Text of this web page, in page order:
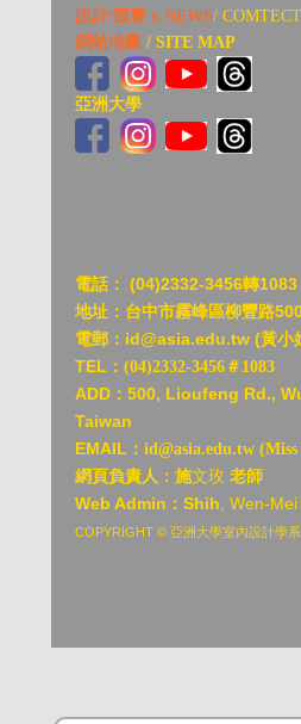
設計/競賽 x NEWS/
網站地圖 / SITE MAP
亞洲大學
電話： (04)2332-3456轉1083
地址：台中市霧峰區柳豐路
電郵：id@asia.edu.tw (黃小
TEL： (04)2332-3456＃1083
ADD： 500, Lioufeng Rd.,
Taiwan
EMAIL： id@asia.edu.tw
網頁負責人：施文玫 老師
Web Admin：Shih , Wen-Mei
COPYRIGHT © 亞洲大學室內設計學系